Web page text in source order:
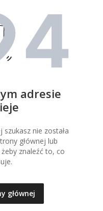
adresie
nie została
głównej lub
znaleźć to, co
głównej